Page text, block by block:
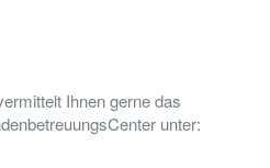
Ihnen gerne das
unter: